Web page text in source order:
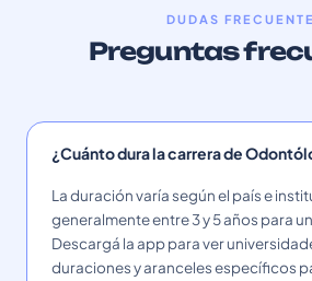
DUDAS
Preguntas
¿Cuánto dura la carrera de
La duración varía según el país e
generalmente entre 3 y 5 años para
Descargá la app para ver
duraciones y aranceles específicos